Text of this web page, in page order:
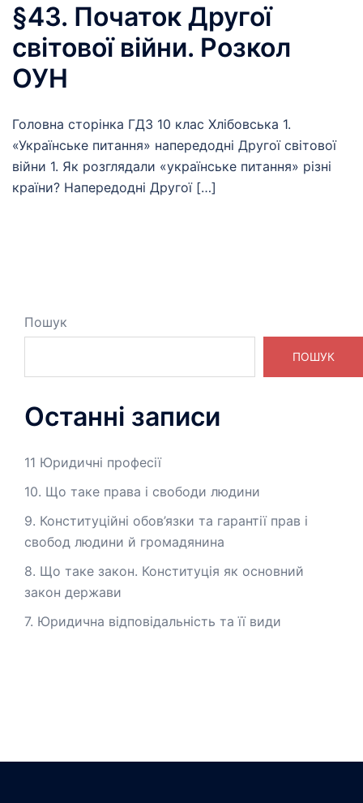
§43. Початок Другої
світової війни. Розкол
ОУН
Головна сторінка ГДЗ 10 клас Хлібовська 1.
«Українське питання» напередодні Другої світової
війни 1. Як розглядали «українське питання» різні
країни? Напередодні Другої […]
Пошук
ПОШУК
Останні записи
11 Юридичні професії
10. Що таке права і свободи людини
9. Конституційні обов’язки та гарантії прав і
свобод людини й громадянина
8. Що таке закон. Конституція як основний
закон держави
7. Юридична відповідальність та її види